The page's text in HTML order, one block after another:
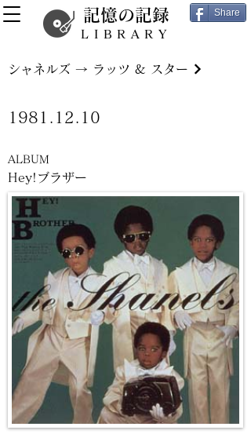
記憶の記録
LIBRARY
Share
Hey!ブラザー
シャネルズ → ラッツ & スター
1981.12.10
ALBUM